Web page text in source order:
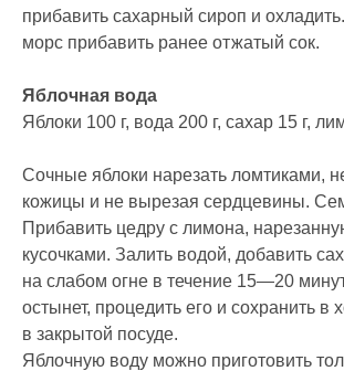
прибавить сахарный сироп и
морс прибавить ранее отжатый сок.
Яблочная вода
Яблоки 100 г, вода 200 г, сахар 15 г,
Сочные яблоки нарезать ломтиками,
кожицы и не вырезая сердцевины.
Прибавить цедру с лимона,
кусочками. Залить водой, добавить
на слабом огне в течение 15—20
остынет, процедить его и сохранить в
в закрытой посуде.
Яблочную воду можно приготовить